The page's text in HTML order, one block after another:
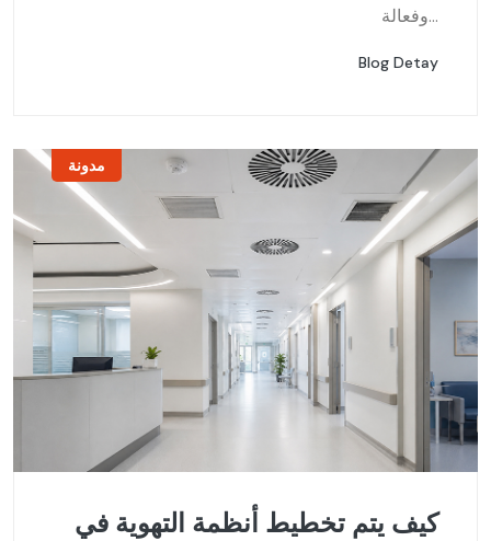
وفعالة...
Blog Detay
مدونة
كيف يتم تخطيط أنظمة التهوية في